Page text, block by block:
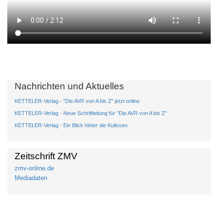
Nachrichten und Aktuelles
KETTELER-Verlag - "Die AVR von A bis Z" jetzt online
KETTELER-Verlag - Neue Schriftleitung für "Die AVR von A bis Z"
KETTELER-Verlag - Ein Blick hinter die Kulissen
Zeitschrift ZMV
zmv-online.de
Mediadaten